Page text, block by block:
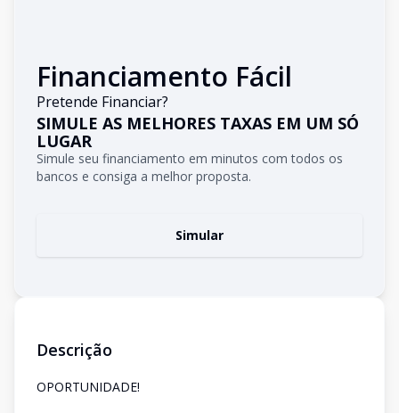
Financiamento Fácil
Pretende Financiar?
SIMULE AS MELHORES TAXAS EM UM SÓ
LUGAR
Simule seu financiamento em minutos com todos os
bancos e consiga a melhor proposta.
Simular
Descrição
OPORTUNIDADE!